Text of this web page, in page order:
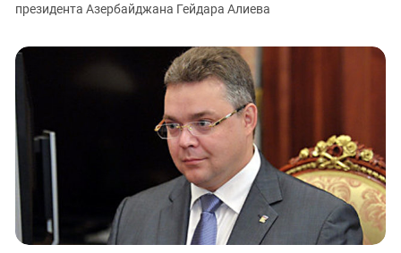
президента Азербайджана Гейдара Алиева